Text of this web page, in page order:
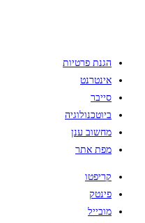
הגנת פרטיות
אינטרנט
סייבר
ביוטכנולוגיה
מחשוב ענן
מפת אתר
קריפטו
פינטק
מובייל